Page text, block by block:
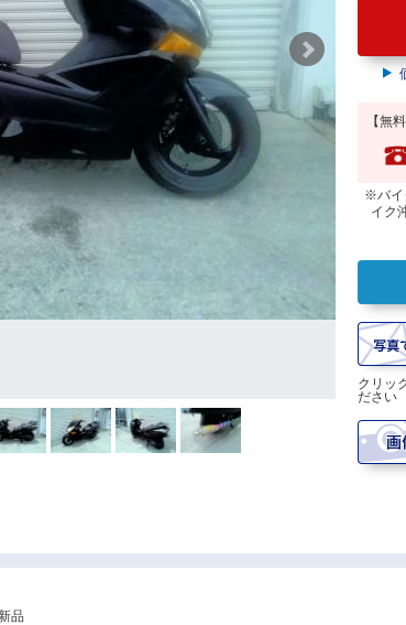
【無
※バイ
イク
クリッ
ださい
品